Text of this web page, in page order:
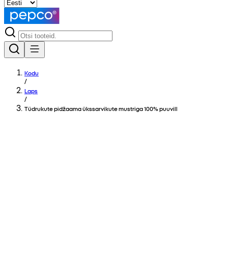
Kodu
/
Laps
/
Tüdrukute pidžaama ükssarvikute mustriga 100% puuvill